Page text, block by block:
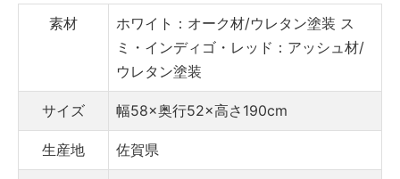
素材 ホワイト：オーク材/ウレタン塗装 ス
ミ・インディゴ・レッド：アッシュ材/
ウレタン塗装
サイズ 幅58×奥行52×高さ190cm
生産地 佐賀県